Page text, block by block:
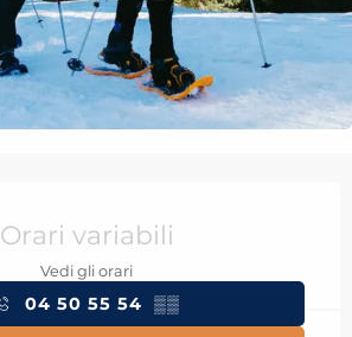
Orari variabili
Vedi gli orari
04 50 55 54 ▒▒